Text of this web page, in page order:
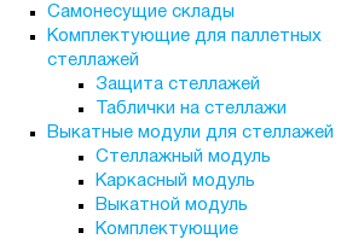
Самонесущие склады
Комплектующие для паллетных
стеллажей
Защита стеллажей
Таблички на стеллажи
Выкатные модули для стеллажей
Стеллажный модуль
Каркасный модуль
Выкатной модуль
Комплектующие